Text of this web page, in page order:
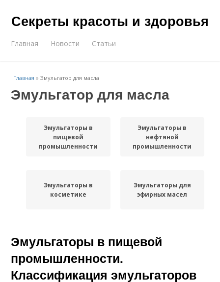
Секреты красоты и здоровья
Главная Новости Статьи
Главная »Эмульгатор для масла
Эмульгатор для масла
Эмульгаторы в
пищевой
промышленности
Эмульгаторы в
нефтяной
промышленности
Эмульгаторы в
косметике
Эмульгаторы для
эфирных масел
Эмульгаторы в пищевой
промышленности.
Классификация эмульгаторов